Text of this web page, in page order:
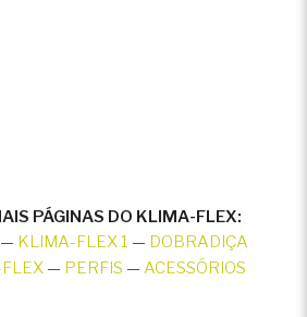
PÁGINAS DO KLIMA-FLEX:
— KLIMA-FLEX 1 — DOBRADIÇA
— PERFIS — ACESSÓRIOS